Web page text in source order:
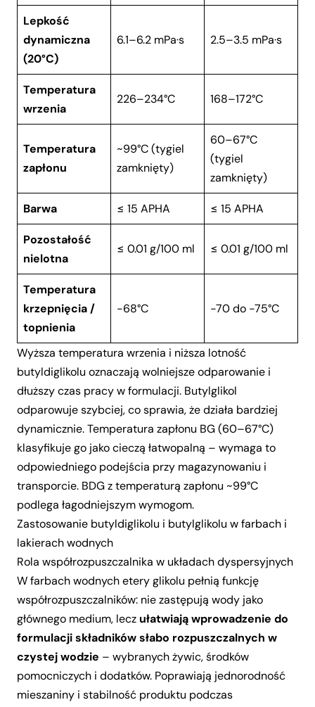
Lepkość
dynamiczna
(20°C)
6.1–6.2 mPa·s 2.5–3.5 mPa·s
Temperatura
wrzenia
226–234°C 168–172°C
Temperatura
zapłonu
~99°C (tygiel
zamknięty)
60–67°C
(tygiel
zamknięty)
Barwa ≤ 15 APHA ≤ 15 APHA
Pozostałość
nielotna
≤ 0.01 g/100 ml ≤ 0.01 g/100 ml
Temperatura
krzepnięcia /
topnienia
−68°C −70 do −75°C
Wyższa temperatura wrzenia i niższa lotność
butyldiglikolu oznaczają wolniejsze odparowanie i
dłuższy czas pracy w formulacji. Butylglikol
odparowuje szybciej, co sprawia, że działa bardziej
dynamicznie. Temperatura zapłonu BG (60–67°C)
klasyfikuje go jako cieczą łatwopalną – wymaga to
odpowiedniego podejścia przy magazynowaniu i
transporcie. BDG z temperaturą zapłonu ~99°C
podlega łagodniejszym wymogom.
Zastosowanie butyldiglikolu i butylglikolu w farbach i
lakierach wodnych
Rola współrozpuszczalnika w układach dyspersyjnych
W farbach wodnych etery glikolu pełnią funkcję
współrozpuszczalników: nie zastępują wody jako
głównego medium, lecz ułatwiają wprowadzenie do
formulacji składników słabo rozpuszczalnych w
czystej wodzie – wybranych żywic, środków
pomocniczych i dodatków. Poprawiają jednorodność
mieszaniny i stabilność produktu podczas